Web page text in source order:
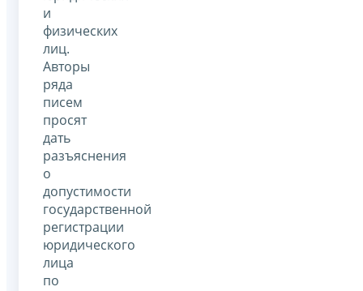
и
физических
лиц.
Авторы
ряда
писем
просят
дать
разъяснения
о
допустимости
государственной
регистрации
юридического
лица
по